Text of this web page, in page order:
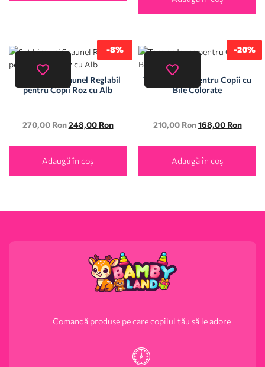
-8%
Set birou si Scaunel Reglabil
pentru Copii Roz cu Alb
270,00Ron 248,00 Ron
Adaugă în coș
-20%
Tarc de Joaca pentru Copii cu
Bile Colorate
210,00Ron 168,00 Ron
Adaugă în coș
Comandă produse pe care copilul tău să le adore